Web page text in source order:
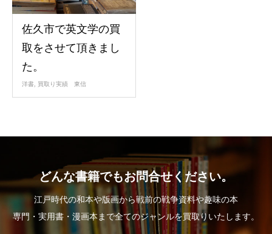
佐久市で英文学の買
取をさせて頂きまし
た。
洋書, 買取り実績 東信
どんな書籍でもお問合せください。
江戸時代の和本や版画から戦前の戦争資料や趣味の本
専門・実用書・漫画本まで全てのジャンルを買取りいたします。